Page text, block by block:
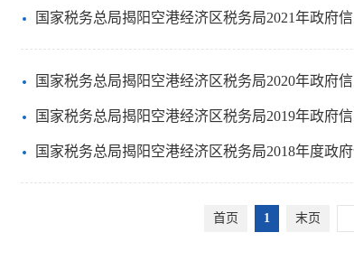
国家税务总局揭阳空港经济区税务局2021年政府
国家税务总局揭阳空港经济区税务局2020年政府
国家税务总局揭阳空港经济区税务局2019年政府
国家税务总局揭阳空港经济区税务局2018年度政
首页 1 末页